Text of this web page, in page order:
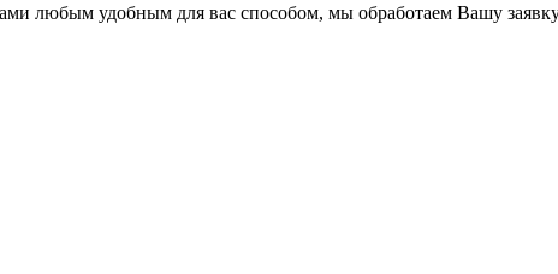
любым удобным для вас способом, мы обработаем Вашу